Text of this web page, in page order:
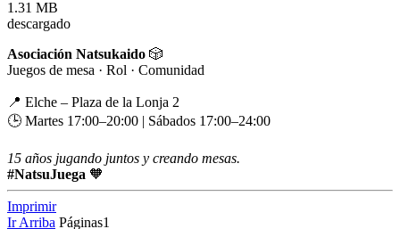
1.31 MB
descargado
Asociación Natsukaido 🎲
Juegos de mesa · Rol · Comunidad
📍 Elche – Plaza de la Lonja 2
🕒 Martes 17:00–20:00 | Sábados 17:00–24:00
15 años jugando juntos y creando mesas.
#NatsuJuega 🧡
Imprimir
Ir Arriba Páginas1